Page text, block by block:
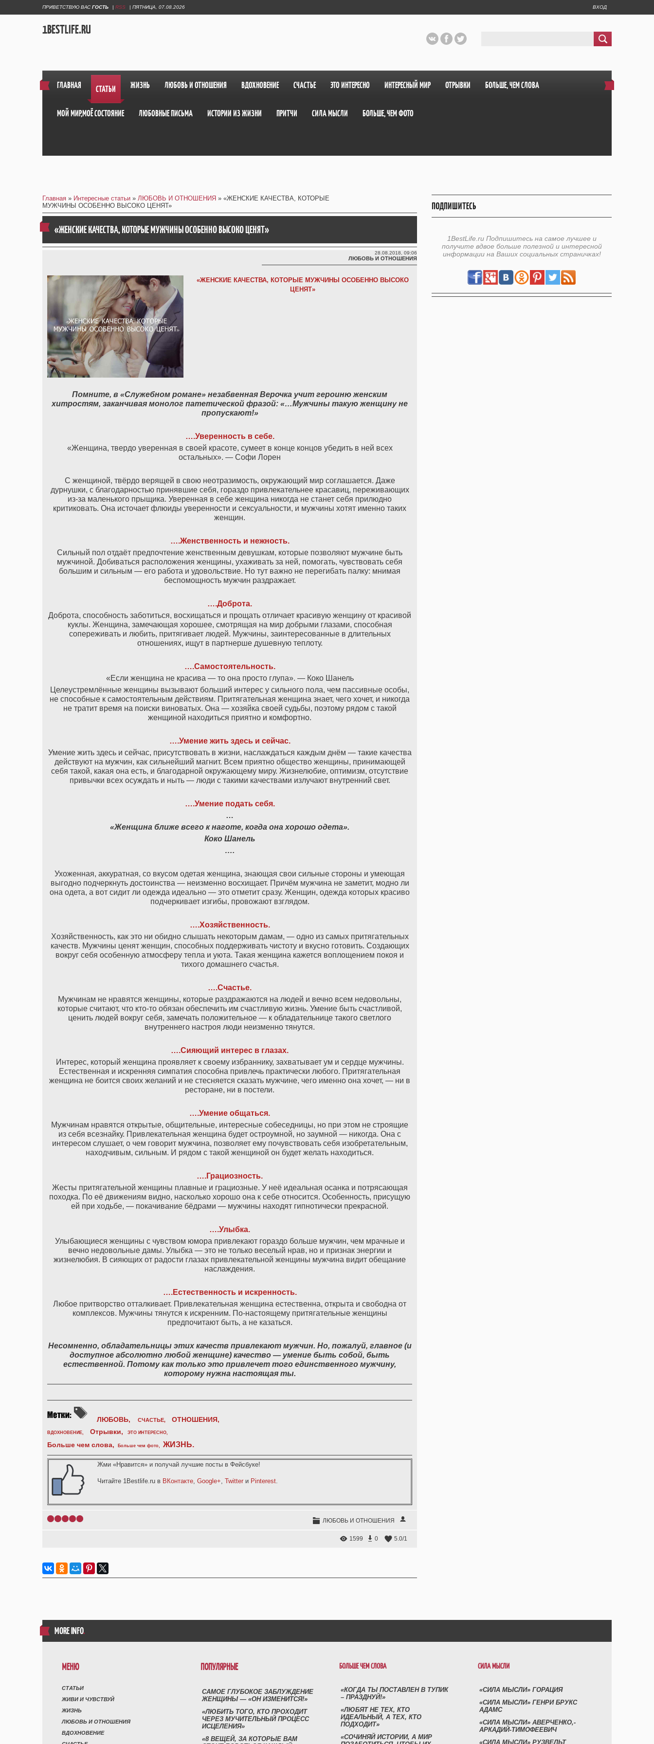
ПРИВЕТСТВУЮ ВАС ГОСТЬ | RSS | ПЯТНИЦА, 07.08.2026 ВХОД
1BESTLIFE.RU
ГЛАВНАЯ СТАТЬИ ЖИЗНЬ ЛЮБОВЬ И ОТНОШЕНИЯ ВДОХНОВЕНИЕ СЧАСТЬЕ ЭТО ИНТЕРЕСНО ИНТЕРЕСНЫЙ МИР ОТРЫВКИ БОЛЬШЕ, ЧЕМ СЛОВА
МОЙ МИР,МОЁ СОСТОЯНИЕ ЛЮБОВНЫЕ ПИСЬМА ИСТОРИИ ИЗ ЖИЗНИ ПРИТЧИ СИЛА МЫСЛИ БОЛЬШЕ, ЧЕМ ФОТО
Главная » Интересные статьи » ЛЮБОВЬ И ОТНОШЕНИЯ » «ЖЕНСКИЕ КАЧЕСТВА, КОТОРЫЕ
МУЖЧИНЫ ОСОБЕННО ВЫСОКО ЦЕНЯТ»
«ЖЕНСКИЕ КАЧЕСТВА, КОТОРЫЕ МУЖЧИНЫ ОСОБЕННО ВЫСОКО ЦЕНЯТ»
28.08.2018, 09:06
ЛЮБОВЬ И ОТНОШЕНИЯ
«ЖЕНСКИЕ КАЧЕСТВА, КОТОРЫЕ МУЖЧИНЫ ОСОБЕННО ВЫСОКО
ЦЕНЯТ»
Помните, в «Служебном романе» незабвенная Верочка учит героиню женским
хитростям, заканчивая монолог патетической фразой: «…Мужчины такую женщину не
пропускают!»
….Уверенность в себе.
«Женщина, твердо уверенная в своей красоте, сумеет в конце концов убедить в ней всех
остальных». — Софи Лорен
С женщиной, твёрдо верящей в свою неотразимость, окружающий мир соглашается. Даже
дурнушки, с благодарностью принявшие себя, гораздо привлекательнее красавиц, переживающих
из-за маленького прыщика. Уверенная в себе женщина никогда не станет себя прилюдно
критиковать. Она источает флюиды уверенности и сексуальности, и мужчины хотят именно таких
женщин.
….Женственность и нежность.
Сильный пол отдаёт предпочтение женственным девушкам, которые позволяют мужчине быть
мужчиной. Добиваться расположения женщины, ухаживать за ней, помогать, чувствовать себя
большим и сильным — его работа и удовольствие. Но тут важно не перегибать палку: мнимая
беспомощность мужчин раздражает.
….Доброта.
Доброта, способность заботиться, восхищаться и прощать отличает красивую женщину от красивой
куклы. Женщина, замечающая хорошее, смотрящая на мир добрыми глазами, способная
сопереживать и любить, притягивает людей. Мужчины, заинтересованные в длительных
отношениях, ищут в партнерше душевную теплоту.
….Самостоятельность.
«Если женщина не красива — то она просто глупа». — Коко Шанель
Целеустремлённые женщины вызывают больший интерес у сильного пола, чем пассивные особы,
не способные к самостоятельным действиям. Притягательная женщина знает, чего хочет, и никогда
не тратит время на поиски виноватых. Она — хозяйка своей судьбы, поэтому рядом с такой
женщиной находиться приятно и комфортно.
….Умение жить здесь и сейчас.
Умение жить здесь и сейчас, присутствовать в жизни, наслаждаться каждым днём — такие качества
действуют на мужчин, как сильнейший магнит. Всем приятно общество женщины, принимающей
себя такой, какая она есть, и благодарной окружающему миру. Жизнелюбие, оптимизм, отсутствие
привычки всех осуждать и ныть — люди с такими качествами излучают внутренний свет.
….Умение подать себя.
…
«Женщина ближе всего к наготе, когда она хорошо одета».
Коко Шанель
….
Ухоженная, аккуратная, со вкусом одетая женщина, знающая свои сильные стороны и умеющая
выгодно подчеркнуть достоинства — неизменно восхищает. Причём мужчина не заметит, модно ли
она одета, а вот сидит ли одежда идеально — это отметит сразу. Женщин, одежда которых красиво
подчеркивает изгибы, провожают взглядом.
….Хозяйственность.
Хозяйственность, как это ни обидно слышать некоторым дамам, — одно из самых притягательных
качеств. Мужчины ценят женщин, способных поддерживать чистоту и вкусно готовить. Создающих
вокруг себя особенную атмосферу тепла и уюта. Такая женщина кажется воплощением покоя и
тихого домашнего счастья.
….Счастье.
Мужчинам не нравятся женщины, которые раздражаются на людей и вечно всем недовольны,
которые считают, что кто-то обязан обеспечить им счастливую жизнь. Умение быть счастливой,
ценить людей вокруг себя, замечать положительное — к обладательнице такого светлого
внутреннего настроя люди неизменно тянутся.
….Сияющий интерес в глазах.
Интерес, который женщина проявляет к своему избраннику, захватывает ум и сердце мужчины.
Естественная и искренняя симпатия способна привлечь практически любого. Притягательная
женщина не боится своих желаний и не стесняется сказать мужчине, чего именно она хочет, — ни в
ресторане, ни в постели.
….Умение общаться.
Мужчинам нравятся открытые, общительные, интересные собеседницы, но при этом не строящие
из себя всезнайку. Привлекательная женщина будет остроумной, но заумной — никогда. Она с
интересом слушает, о чем говорит мужчина, позволяет ему почувствовать себя изобретательным,
находчивым, сильным. И рядом с такой женщиной он будет желать находиться.
….Грациозность.
Жесты притягательной женщины плавные и грациозные. У неё идеальная осанка и потрясающая
походка. По её движениям видно, насколько хорошо она к себе относится. Особенность, присущую
ей при ходьбе, — покачивание бёдрами — мужчины находят гипнотически прекрасной.
….Улыбка.
Улыбающиеся женщины с чувством юмора привлекают гораздо больше мужчин, чем мрачные и
вечно недовольные дамы. Улыбка — это не только веселый нрав, но и признак энергии и
жизнелюбия. В сияющих от радости глазах привлекательной женщины мужчина видит обещание
наслаждения.
….Естественность и искренность.
Любое притворство отталкивает. Привлекательная женщина естественна, открыта и свободна от
комплексов. Мужчины тянутся к искренним. По-настоящему притягательные женщины
предпочитают быть, а не казаться.
Несомненно, обладательницы этих качеств привлекают мужчин. Но, пожалуй, главное (и
доступное абсолютно любой женщине) качество — умение быть собой, быть
естественной. Потому как только это привлечет того единственного мужчину,
которому нужна настоящая ты.
ЛЮБОВЬ, СЧАСТЬЕ, ОТНОШЕНИЯ,
ВДОХНОВЕНИЕ, Отрывки, ЭТО ИНТЕРЕСНО,
Больше чем слова, Больше чем фото, ЖИЗНЬ.
Жми «Нравится» и получай лучшие посты в Фейсбуке!
Читайте 1Bestlife.ru в ВКонтакте, Google+, Twitter и Pinterest.
1 2 3 4 ЛЮБОВЬ И ОТНОШЕНИЯ
1599 0 5.0/1
ПОДПИШИТЕСЬ
1BestLife.ru Подпишитесь на самое лучшее и
получите вдвое больше полезной и интересной
информации на Ваших социальных страничках!
MORE INFO.
МЕНЮ
СТАТЬИ
ЖИВИ И ЧУВСТВУЙ
ЖИЗНЬ
ЛЮБОВЬ И ОТНОШЕНИЯ
ВДОХНОВЕНИЕ
ПОПУЛЯРНЫЕ
САМОЕ ГЛУБОКОЕ ЗАБЛУЖДЕНИЕ
ЖЕНЩИНЫ — «ОН ИЗМЕНИТСЯ!»
«ЛЮБИТЬ ТОГО, КТО ПРОХОДИТ
ЧЕРЕЗ МУЧИТЕЛЬНЫЙ ПРОЦЕСС
ИСЦЕЛЕНИЯ»
«8 ВЕЩЕЙ, ЗА КОТОРЫЕ ВАМ
БОЛЬШЕ ЧЕМ СЛОВА
«КОГДА ТЫ ПОСТАВЛЕН В ТУПИК
– ПРАЗДНУЙ!»
«ЛЮБЯТ НЕ ТЕХ, КТО
ИДЕАЛЬНЫЙ, А ТЕХ, КТО
ПОДХОДИТ»
«СОЧИНЯЙ ИСТОРИИ, А МИР
СИЛА МЫСЛИ
«СИЛА МЫСЛИ» ГОРАЦИЯ
«СИЛА МЫСЛИ» ГЕНРИ БРУКС
АДАМС
«СИЛА МЫСЛИ» АВЕРЧЕНКО,-
АРКАДИЙ-ТИМОФЕЕВИЧ
«СИЛА МЫСЛИ» РУЗВЕЛЬТ